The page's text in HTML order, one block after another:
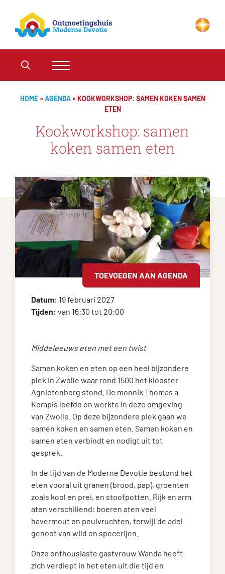
HOME»AGENDA»KOOKWORKSHOP: SAMEN KOKEN SAMEN
ETEN
Kookworkshop: samen
koken samen eten
TOEVOEGEN AAN AGENDA
Datum: 19 februari 2027
Tijden: van 16:30 tot 20:00
Middeleeuws eten met een twist
Samen koken en eten op een heel bijzondere
plek in Zwolle waar rond 1500 het klooster
Agnietenberg stond. De monnik Thomas a
Kempis leefde en werkte in deze omgeving
van Zwolle. Op deze bijzondere plek gaan we
samen koken en samen eten. Samen koken en
samen eten verbindt en nodigt uit tot
gesprek.
In de tijd van de Moderne Devotie bestond het
eten vooral uit granen (brood, pap), groenten
zoals kool en prei, en stoofpotten. Rijk en arm
aten verschillend: boeren aten veel
havermout en peulvruchten, terwijl de adel
genoot van wild en specerijen.
Onze enthousiaste gastvrouw Wanda heeft
zich verdiept in het eten uit die tijd en